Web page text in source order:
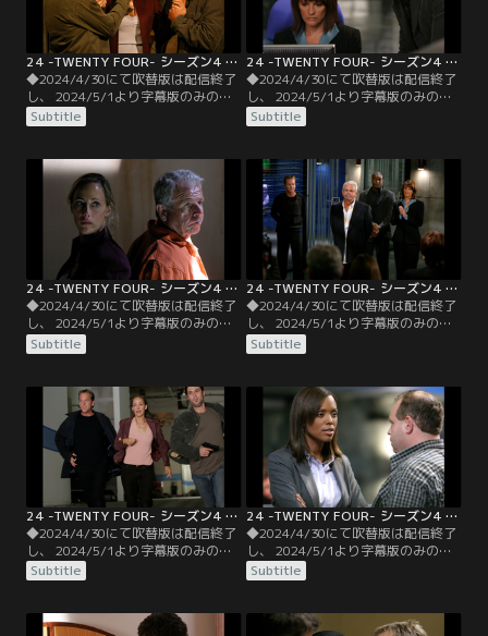
24 -TWENTY FOUR- シーズン4 第03話／字幕
◆2024/4/30にて吹替版は配信終了
し、 2024/5/1より字幕版のみの配
信となります。予めご了承くださ
い。◆字幕／第03話 9：00
ンドリューはネット攻撃を見つけた
ためにテロリストに誘拐されてしま
う。ジャックは犯人を追跡するが、
ドリスコルはすぐに犯人拘束を命
Subtitle
24 -TWENTY FOUR- シーズン4 第04話／字幕
◆2024/4/30にて吹替版は配信終了
し、 2024/5/1より字幕版のみの配
信となります。予めご了承くださ
い。◆字幕／第04話 10：00
束されているヘラー長官とオードリ
ーは、公開裁判を前に脱走を企て
る。CTUでは独断で行動するジャッ
クの行方を追っていた。
Subtitle
24 -TWENTY FOUR- シーズン4 第05話／字幕
◆2024/4/30にて吹替版は配信終了
し、 2024/5/1より字幕版のみの配
信となります。予めご了承くださ
い。◆字幕／第05話 11：00
と連携したジャックは、あと一歩で
アジトというところまで迫るが、尾
行されていることに気づかれてしま
う。
Subtitle
24 -TWENTY FOUR- シーズン4 第06話／字幕
◆2024/4/30にて吹替版は配信終了
し、 2024/5/1より字幕版のみの配
信となります。予めご了承くださ
い。◆字幕／第06話 12：00
プによる、ヘラー長官を被告とする
公開裁判が始まる。大統領はミサイ
ル攻撃を許可、ジャックは退避命令
を拒否、アジトに潜入する。
Subtitle
24 -TWENTY FOUR- シーズン4 第07話／字幕
◆2024/4/30にて吹替版は配信終了
し、 2024/5/1より字幕版のみの配
信となります。予めご了承くださ
い。◆字幕／第07話 1：00 P.M.-2：
ぐため、原発のシステムを停止する
Subtitle
24 -TWENTY FOUR- シーズン4 第08話／字幕
◆2024/4/30にて吹替版は配信終了
し、 2024/5/1より字幕版のみの配
信となります。予めご了承くださ
い。◆字幕／第08話 2：00 P.M.-3：
れたままの6基の原発は依然制御が
Subtitle